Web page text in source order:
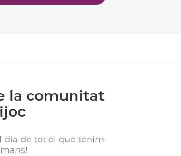
la comunitat
dia de tot el que tenim